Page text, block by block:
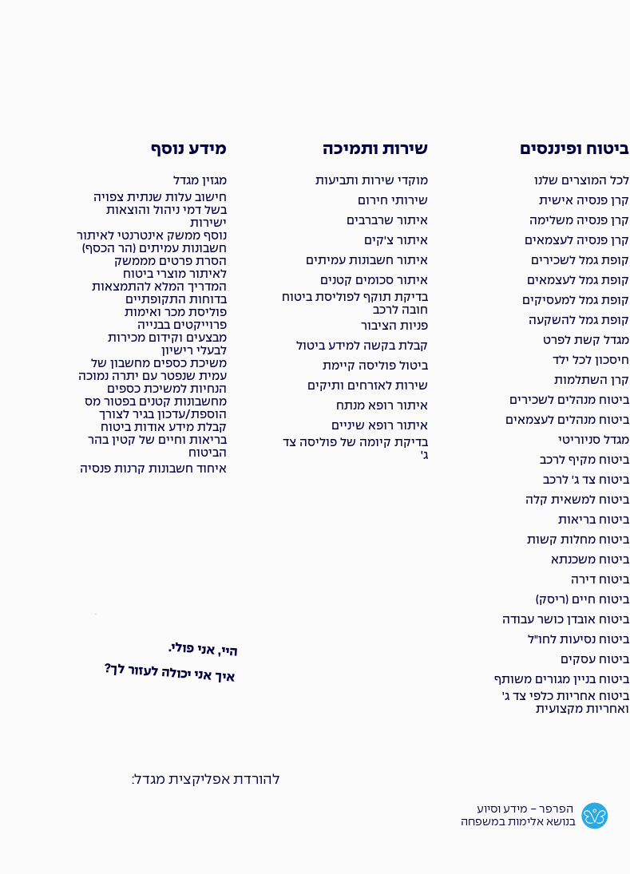
ביטוח ופיננסים
לכל המוצרים שלנו
קרן פנסיה אישית
קרן פנסיה משלימה
קרן פנסיה לעצמאים
קופת גמל לשכירים
קופת גמל לעצמאים
קופת גמל למעסיקים
קופת גמל להשקעה
מגדל קשת לפרט
חיסכון לכל ילד
קרן השתלמות
ביטוח מנהלים לשכירים
ביטוח מנהלים לעצמאים
מגדל סניוריטי
ביטוח מקיף לרכב
ביטוח צד ג' לרכב
ביטוח למשאית קלה
ביטוח בריאות
ביטוח מחלות קשות
ביטוח משכנתא
ביטוח דירה
ביטוח חיים (ריסק)
ביטוח אובדן כושר עבודה
ביטוח נסיעות לחו"ל
ביטוח עסקים
ביטוח בניין מגורים משותף
ביטוח אחריות כלפי צד ג'
ואחריות מקצועית
שירות ותמיכה
מוקדי שירות ותביעות
שירותי חירום
איתור שרברבים
איתור צ'קים
איתור חשבונות עמיתים
איתור סכומים קטנים
בדיקת תוקף לפוליסת ביטוח
חובה לרכב
פניות הציבור
קבלת בקשה למידע ביטול
ביטול פוליסה קיימת
שירות לאזרחים ותיקים
איתור רופא מנתח
איתור רופא שיניים
בדיקת קיומה של פוליסה צד
ג'
מידע נוסף
מגזין מגדל
חישוב עלות שנתית צפויה
בשל דמי ניהול והוצאות
ישירות
נוסף ממשק אינטרנטי לאיתור
חשבונות עמיתים (הר הכסף)
הסרת פרטים מממשק
לאיתור מוצרי ביטוח
המדריך המלא להתמצאות
בדוחות התקופתיים
פוליסת מכר ואימות
פרוייקטים בבנייה
מבצעים וקידום מכירות
לבעלי רישיון
משיכת כספים מחשבון של
עמית שנפטר עם יתרה נמוכה
הנחיות למשיכת כספים
מחשבונות קטנים בפטור מס
הוספת/עדכון בגיר לצורך
קבלת מידע אודות ביטוח
בריאות וחיים של קטין בהר
הביטוח
איחוד חשבונות קרנות פנסיה
הפרפר - מידע וסיוע
בנושא אלימות במשפחה
להורדת אפליקצית מגדל:
היי, אני פולי.
איך אני יכולה לעזור לך?